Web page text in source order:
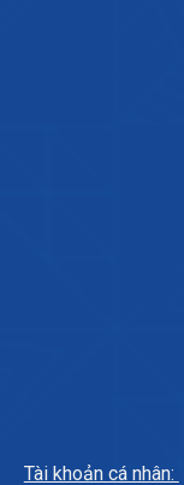
Tài khoản cá nhân: